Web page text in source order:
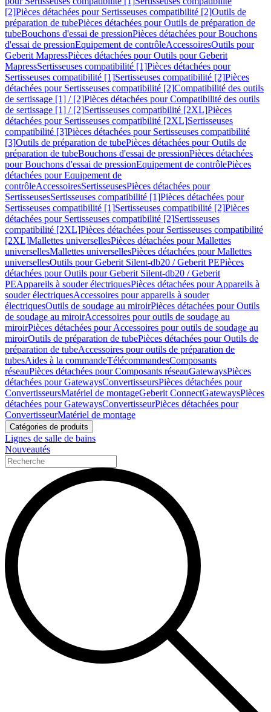
[2]Pièces détachées pour Sertisseuses compatibilité [2]Outils de
préparation de tubePièces détachées pour Outils de préparation de
tubeBouchons d'essai de pressionPièces détachées pour Bouchons
d'essai de pressionEquipement de contrôleAccessoiresOutils pour
Geberit MapressPièces détachées pour Outils pour Geberit
MapressSertisseuses compatibilité [1]Pièces détachées pour
Sertisseuses compatibilité [1]Sertisseuses compatibilité [2]Pièces
détachées pour Sertisseuses compatibilité [2]Compatibilité des outils
de sertissage [1] / [2]Pièces détachées pour Compatibilité des outils
de sertissage [1] / [2]Sertisseuses compatibilité [2XL]Pièces
détachées pour Sertisseuses compatibilité [2XL]Sertisseuses
compatibilité [3]Pièces détachées pour Sertisseuses compatibilité
[3]Outils de préparation de tubePièces détachées pour Outils de
préparation de tubeBouchons d'essai de pressionPièces détachées
pour Bouchons d'essai de pressionEquipement de contrôlePièces
détachées pour Equipement de
contrôleAccessoiresSertisseusesPièces détachées pour
SertisseusesSertisseuses compatibilité [1]Pièces détachées pour
Sertisseuses compatibilité [1]Sertisseuses compatibilité [2]Pièces
détachées pour Sertisseuses compatibilité [2]Sertisseuses
compatibilité [2XL]Pièces détachées pour Sertisseuses compatibilité
[2XL]Mallettes universellesPièces détachées pour Mallettes
universellesMallettes universellesPièces détachées pour Mallettes
universellesOutils pour Geberit Silent-db20 / Geberit PEPièces
détachées pour Outils pour Geberit Silent-db20 / Geberit
PEAppareils à souder électriquesPièces détachées pour Appareils à
souder électriquesAccessoires pour appareils à souder
électriquesOutils de soudage au miroirPièces détachées pour Outils
de soudage au miroirAccessoires pour outils de soudage au
miroirPièces détachées pour Accessoires pour outils de soudage au
miroirOutils de préparation de tubePièces détachées pour Outils de
préparation de tubeAccessoires pour outils de préparation de
tubesAides à la commandeTélécommandesComposants
réseauPièces détachées pour Composants réseauGatewaysPièces
détachées pour GatewaysConvertisseursPièces détachées pour
ConvertisseursMatériel de montageGeberit ConnectGatewaysPièces
détachées pour GatewaysConvertisseurPièces détachées pour
ConvertisseurMatériel de montage
Catégories de produits
Lignes de salle de bains
Nouveautés